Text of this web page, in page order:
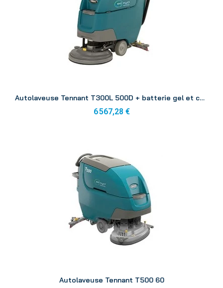
Autolaveuse Tennant T300L 500D + batterie gel et chargeur
6 567,28 €
Autolaveuse Tennant T500 60